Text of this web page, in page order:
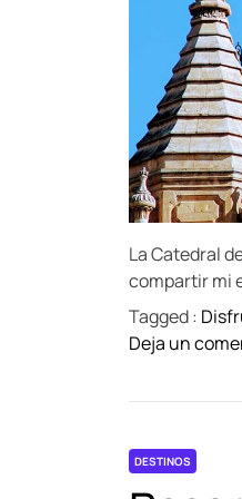
La Catedral
compartir mi
Tagged :
Deja un
DESTINOS